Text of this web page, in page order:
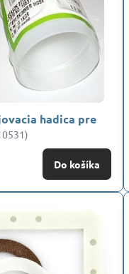
hadica pre
Do košíka